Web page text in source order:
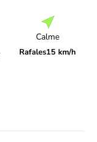
Calme
Rafales15 km/h